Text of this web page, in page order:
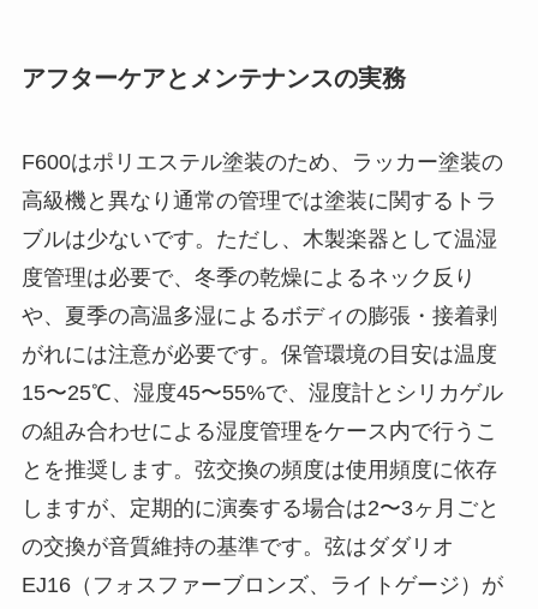
アフターケアとメンテナンスの実務
F600はポリエステル塗装のため、ラッカー塗装の
高級機と異なり通常の管理では塗装に関するトラ
ブルは少ないです。ただし、木製楽器として温湿
度管理は必要で、冬季の乾燥によるネック反り
や、夏季の高温多湿によるボディの膨張・接着剥
がれには注意が必要です。保管環境の目安は温度
15〜25℃、湿度45〜55%で、湿度計とシリカゲル
の組み合わせによる湿度管理をケース内で行うこ
とを推奨します。弦交換の頻度は使用頻度に依存
しますが、定期的に演奏する場合は2〜3ヶ月ごと
の交換が音質維持の基準です。弦はダダリオ
EJ16（フォスファーブロンズ、ライトゲージ）が